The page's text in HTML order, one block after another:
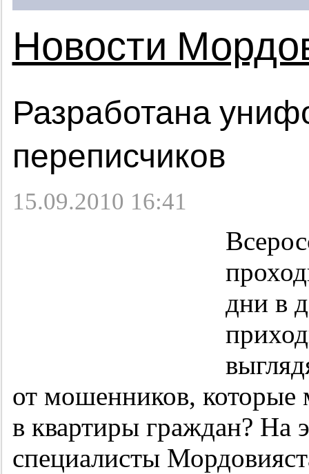
Новости
Разработана
переписчиков
15.09.2010 16:41
дни в
от мошенников, которые
в квартиры граждан? На
специалисты